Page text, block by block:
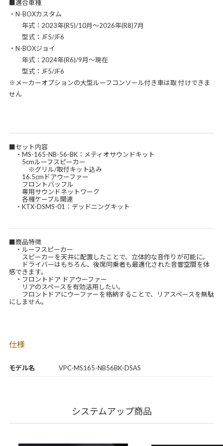
モデル名 VPC-MS165-NB56BK-DSAS
■適合車種
・N-BOXカスタム
年式：2023年(R5)/10月～2026年(R8)7月
型式：JF5/JF6
・N-BOXジョイ
年式：2024年(R6)/9月～現在
型式：JF5/JF6
※メーカーオプションの大型ルーフコンソール付き車は取 付けできま
せん
■セット内容
・MS-165-NB-56-BK：メティオサウンドキット
5cmルーフスピーカー
※グリル/取付キット込み
16.5cmドアウーファー
フロントバッフル
専用サウンドネットワーク
各種ケーブル関連
・KTX-DSMS-01：デッドニングキット
■商品特徴
・ルーフスピーカー
スピーカーを天井に配置したことで、立体的な音作りが可能に。
ドライバーはもちろん、後席同乗者も最適化された音響空間を体
感できます。
・フロントドア ドアウーファー
リアのスペースを有効活用したい。
フロントドアにウーファーを格納することで、リアスペースを無駄
にしません。
仕様
システムアップ商品